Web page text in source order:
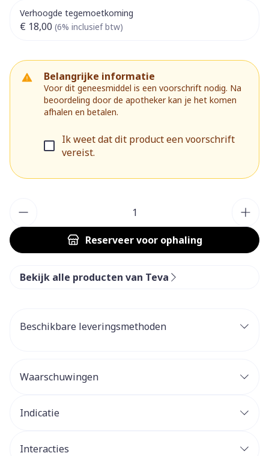
Verhoogde tegemoetkoming
€ 18,00 (6% inclusief btw)
Belangrijke informatie
Voor dit geneesmiddel is een voorschrift nodig. Na
beoordeling door de apotheker kan je het komen
afhalen en betalen.
Ik weet dat dit product een voorschrift
vereist.
Reserveervoor ophaling
Bekijk alle producten van Teva
Beschikbare leveringsmethoden
Waarschuwingen
Indicatie
Interacties